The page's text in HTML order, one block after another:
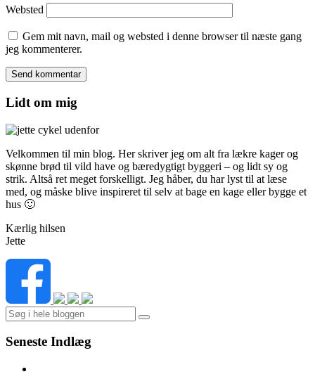
Websted
Gem mit navn, mail og websted i denne browser til næste gang
jeg kommenterer.
Lidt om mig
Velkommen til min blog. Her skriver jeg om alt fra lækre kager og
skønne brød til vild have og bæredygtigt byggeri – og lidt sy og
strik. Altså ret meget forskelligt. Jeg håber, du har lyst til at læse
med, og måske blive inspireret til selv at bage en kage eller bygge et
hus 🙂
Kærlig hilsen
Jette
Search
Seneste Indlæg